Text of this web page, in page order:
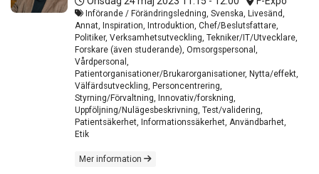
Införande / Förändringsledning, Svenska, Livesänd,
Annat, Inspiration, Introduktion, Chef/Beslutsfattare,
Politiker, Verksamhetsutveckling, Tekniker/IT/Utvecklare,
Forskare (även studerande), Omsorgspersonal,
Vårdpersonal,
Patientorganisationer/Brukarorganisationer, Nytta/effekt,
Välfärdsutveckling, Personcentrering,
Styrning/Förvaltning, Innovativ/forskning,
Uppföljning/Nulägesbeskrivning, Test/validering,
Patientsäkerhet, Informationssäkerhet, Användbarhet,
Etik
Mer information